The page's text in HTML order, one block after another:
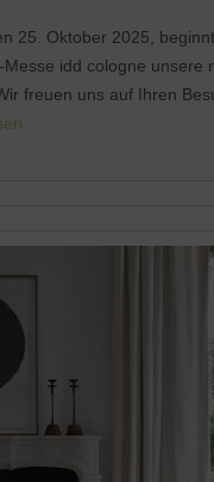
25. Oktober 2025,
idd cologne unsere
freuen uns auf Ihren